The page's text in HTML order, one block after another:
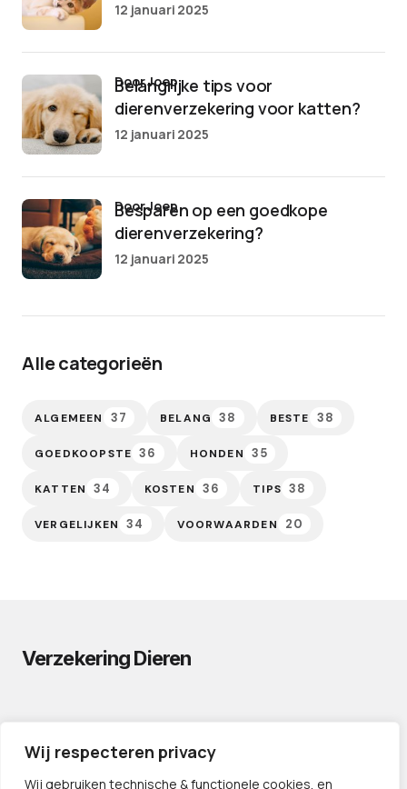
Wij respecteren privacy
Wij gebruiken technische & functionele cookies, en
12 januari 2025
Belangrijke tips voor
dierenverzekering voor katten?
door Joep
12 januari 2025
Besparen op een goedkope
dierenverzekering?
door Joep
12 januari 2025
Alle categorieën
ALGEMEEN 37 BELANG 38 BESTE 38
GOEDKOOPSTE 36 HONDEN 35
KATTEN 34 KOSTEN 36 TIPS 38
VERGELIJKEN 34 VOORWAARDEN 20
Verzekering Dieren
CONTACT